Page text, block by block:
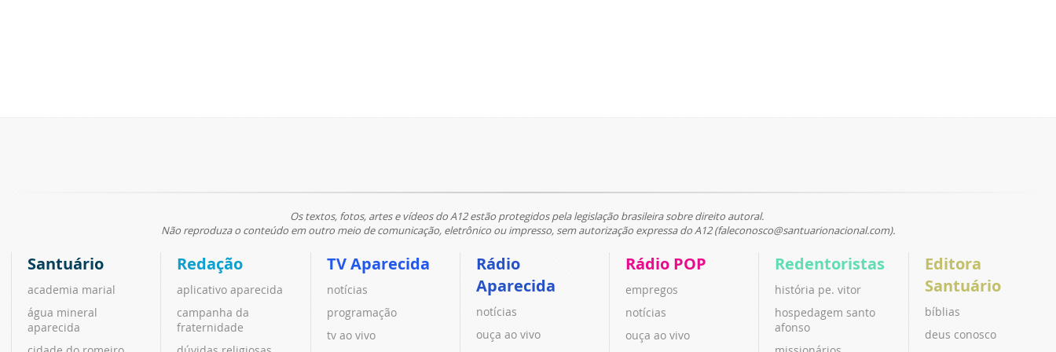
Os textos, fotos, artes e vídeos do A12 estão protegidos pela legislação brasileira sobre direito autoral.
Não reproduza o conteúdo em outro meio de comunicação, eletrônico ou impresso, sem autorização expressa do A12 (faleconosco@santuarionacional.com).
Santuário
academia marial
água mineral
aparecida
Redação
aplicativo aparecida
campanha da
fraternidade
TV Aparecida
notícias
programação
tv ao vivo
Rádio
Aparecida
notícias
ouça ao vivo
Rádio POP
empregos
notícias
ouça ao vivo
Redentoristas
história pe. vitor
hospedagem santo
afonso
Editora
Santuário
bíblias
deus conosco